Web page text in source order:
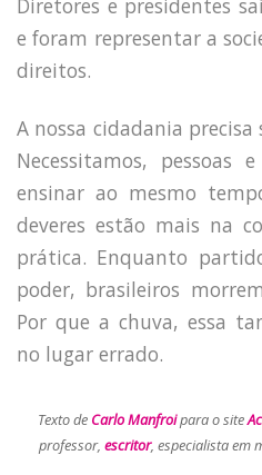
TECH
BLOG
CONTATO
e foram representar a
direitos.
A nossa cidadania
Necessitamos, pessoas
ensinar ao mesmo
deveres estão mais na
prática. Enquanto
poder, brasileiros
Por que a chuva, essa
no lugar errado.
Texto de Carlo Manfroipara o site
professor, escritor, especialista em